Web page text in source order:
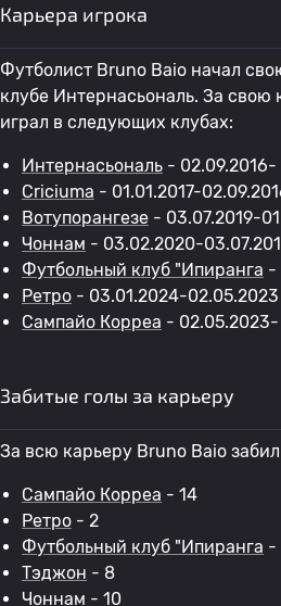
Карьера игрока
Футболист Bruno Baio начал
клубе Интернасьональ. За свою
играл в следующих клубах:
Интернасьональ - 02.09.2016-
Criciuma - 01.01.2017-
Вотупорангезе - 03.07.2019-
Чоннам - 03.02.2020-
Футбольный клуб "Ипиранга -
Ретро - 03.01.2024-02.05.2023
Сампайо Корреа - 02.05.2023-
Забитые голы за карьеру
За всю карьеру Bruno Baio
Сампайо Корреа - 14
Ретро - 2
Футбольный клуб "Ипиранга -
Тэджон - 8
Чоннам - 10